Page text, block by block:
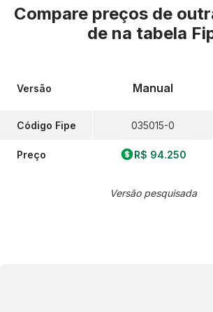
Compare preços de
de na tabela
Versão
Código Fipe
Preço
Manual
035015-0
R$ 94.250
Versão pesquisada